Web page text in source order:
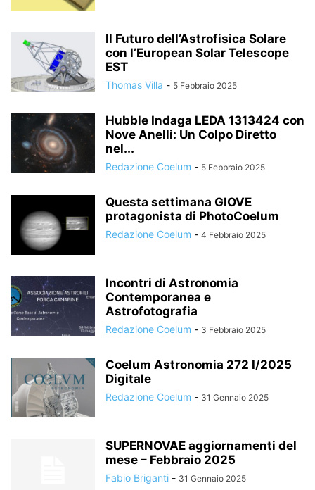
Il Futuro dell’Astrofisica Solare
con l’European Solar Telescope
EST
Thomas Villa - 5 Febbraio 2025
Hubble Indaga LEDA 1313424 con
Nove Anelli: Un Colpo Diretto
nel...
Redazione Coelum - 5 Febbraio 2025
Questa settimana GIOVE
protagonista di PhotoCoelum
Redazione Coelum - 4 Febbraio 2025
Incontri di Astronomia
Contemporanea e
Astrofotografia
Redazione Coelum - 3 Febbraio 2025
Coelum Astronomia 272 I/2025
Digitale
Redazione Coelum - 31 Gennaio 2025
SUPERNOVAE aggiornamenti del
mese – Febbraio 2025
Fabio Briganti - 31 Gennaio 2025